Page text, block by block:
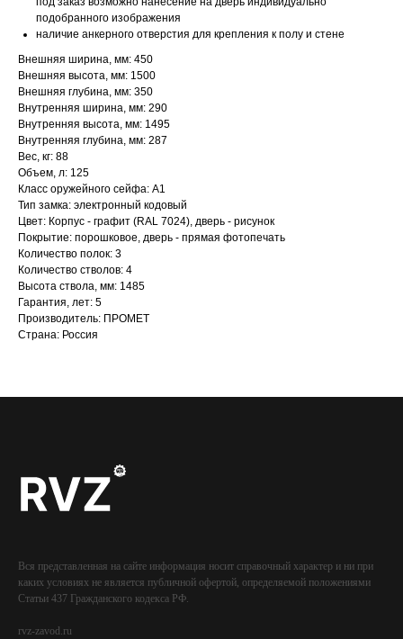
подобранного изображения
наличие анкерного отверстия для крепления к полу и стене
Внешняя ширина, мм: 450
Внешняя высота, мм: 1500
Внешняя глубина, мм: 350
Внутренняя ширина, мм: 290
Внутренняя высота, мм: 1495
Внутренняя глубина, мм: 287
Вес, кг: 88
Объем, л: 125
Класс оружейного сейфа: А1
Тип замка: электронный кодовый
Цвет: Корпус - графит (RAL 7024), дверь - рисунок
Покрытие: порошковое, дверь - прямая фотопечать
Количество полок: 3
Количество стволов: 4
Высота ствола, мм: 1485
Гарантия, лет: 5
Производитель: ПРОМЕТ
Страна: Россия
Вся представленная на сайте информация носит справочный характер и ни при
каких условиях не является публичной офертой, определяемой положениями
Статьи 437 Гражданского кодекса РФ.
rvz-zavod.ru